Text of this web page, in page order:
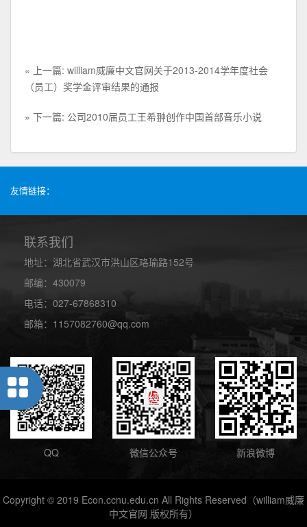
« 上一篇: william威廉中文官网关于2013-2014学年度社会
（员工）奖学金评审结果的通报
» 下一篇: 公司2010届员工王希翀创作中国首部音乐小说
友情链接：
联系我们
地址：湖北省武汉市洪山区珞瑜路152号
邮编：430079
电话：027-67868310
邮箱：1157082760@qq.com
QQ 微信公众号 新浪微博
Copyright © 2019 Econ.ccnu.edu.cn All Rights Reserved（william威廉
中文官网 版权所有）